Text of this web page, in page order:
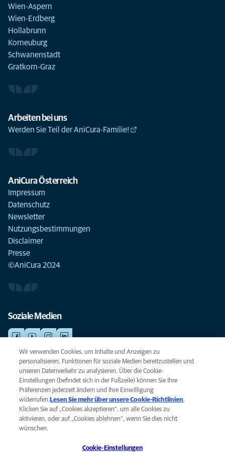
Wien-Aspern
Wien-Erdberg
Hollabrunn
Korneuburg
Schwanenstadt
Gratkorn-Graz
Arbeiten bei uns
Werden Sie Teil der AniCura-Familie!
AniCura Österreich
Impressum
Datenschutz
Newsletter
Nutzungsbestimmungen
Disclaimer
Presse
©AniCura 2024
Soziale Medien
NOTDIENSTE
Finden Sie hier Ihre Standorte mit Notfallservice. Weil Ihr Tier die beste
Versorgung verdient.
Datenschutz
Legal
Wir verwenden Cookies, um Inhalte und Anzeigen zu
personalisieren, Funktionen für soziale Medien bereitzustellen und
unseren Datenverkehr zu analysieren. Über die Cookie-
Einstellungen (befindet sich in der Fußzeile) können Sie Ihre
Präferenzen jederzeit ändern und Ihre Einwilligung
widerrufen. Lesen Sie mehr über unsere Cookie-Richtlinien(opens
.
Klicken Sie auf „Cookies akzeptieren“, um alle Cookies zu
aktivieren, oder auf „Cookies ablehnen“, wenn Sie dies nicht
wünschen.
Cookie-Einstellungen